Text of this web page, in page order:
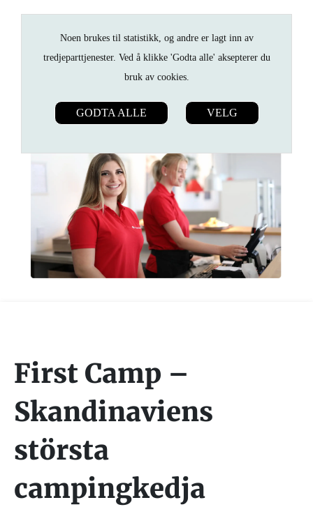
First Camp –
Skandinaviens
största
campingkedja
Noen brukes til statistikk, og andre er lagt inn av
tredjeparttjenester. Ved å klikke 'Godta alle' aksepterer du
bruk av cookies.
GODTA ALLE VELG